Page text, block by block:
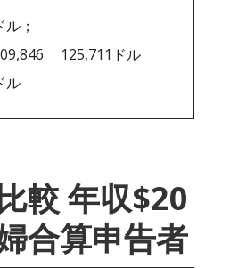
ル；
ル
125,711ドル
較 年収$20
合算申告者